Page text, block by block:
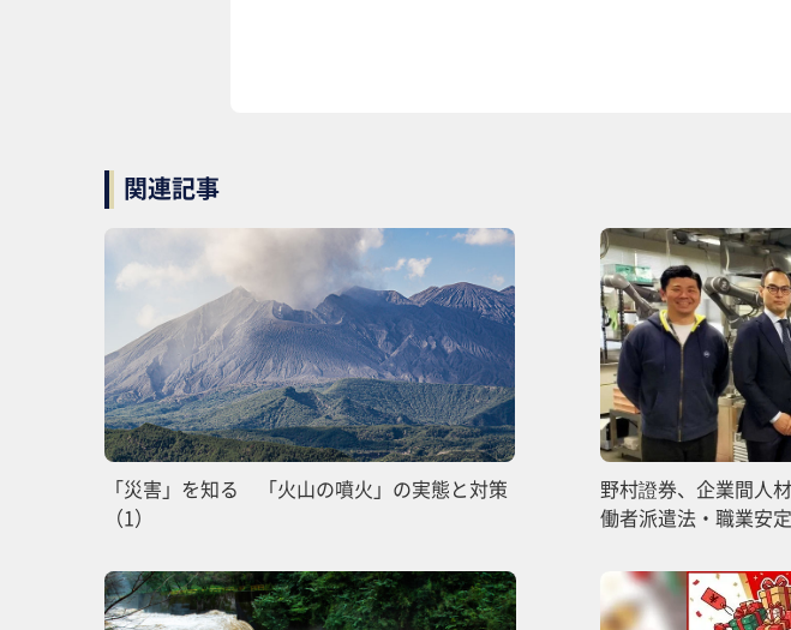
関連記事
「災害」を知る 「火山の噴火」の実態と対策
（1）
野村證券、企業間人
働者派遣法・職業安